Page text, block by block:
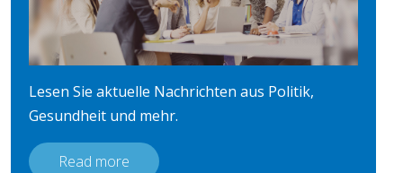
Lesen Sie aktuelle Nachrichten aus Politik,
Gesundheit und mehr.
Read more